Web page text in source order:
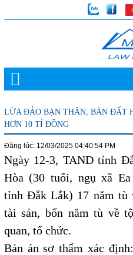
LỪA ĐẢO BẠN THÂN, BÁN ĐẤT
HƠN 10 TỈ ĐỒNG
Đăng lúc: 12/03/2025 04:40:54 PM
Ngày 12-3, TAND tỉnh
Hòa (30 tuổi, ngụ xã
tỉnh Đắk Lắk) 17 năm tù
tài sản, bốn năm tù về
quan, tổ chức.
Bản án sơ thẩm xác